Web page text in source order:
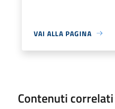
VAI ALLA PAGINA
Contenuti correlati